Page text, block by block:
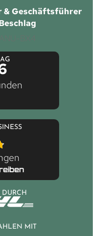
& Geschäftsführer
DURCH
MIT